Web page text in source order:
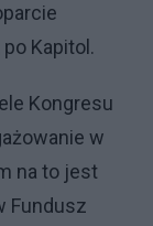
Kapitol.
Kongresu
w
na to jest
Fundusz